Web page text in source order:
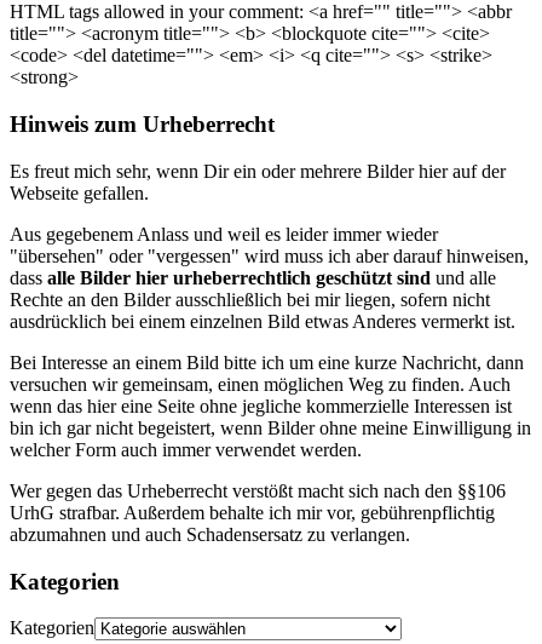
HTML tags allowed in your comment: <a href="" title=""> <abbr
title=""> <acronym title=""> <b> <blockquote cite=""> <cite>
<code> <del datetime=""> <em> <i> <q cite=""> <s> <strike>
<strong>
Hinweis zum Urheberrecht
Es freut mich sehr, wenn Dir ein oder mehrere Bilder hier auf der
Webseite gefallen.
Aus gegebenem Anlass und weil es leider immer wieder
"übersehen" oder "vergessen" wird muss ich aber darauf hinweisen,
dass alle Bilder hier urheberrechtlich geschützt sind und alle
Rechte an den Bilder ausschließlich bei mir liegen, sofern nicht
ausdrücklich bei einem einzelnen Bild etwas Anderes vermerkt ist.
Bei Interesse an einem Bild bitte ich um eine kurze Nachricht, dann
versuchen wir gemeinsam, einen möglichen Weg zu finden. Auch
wenn das hier eine Seite ohne jegliche kommerzielle Interessen ist
bin ich gar nicht begeistert, wenn Bilder ohne meine Einwilligung in
welcher Form auch immer verwendet werden.
Wer gegen das Urheberrecht verstößt macht sich nach den §§106
UrhG strafbar. Außerdem behalte ich mir vor, gebührenpflichtig
abzumahnen und auch Schadensersatz zu verlangen.
Kategorien
Kategorien